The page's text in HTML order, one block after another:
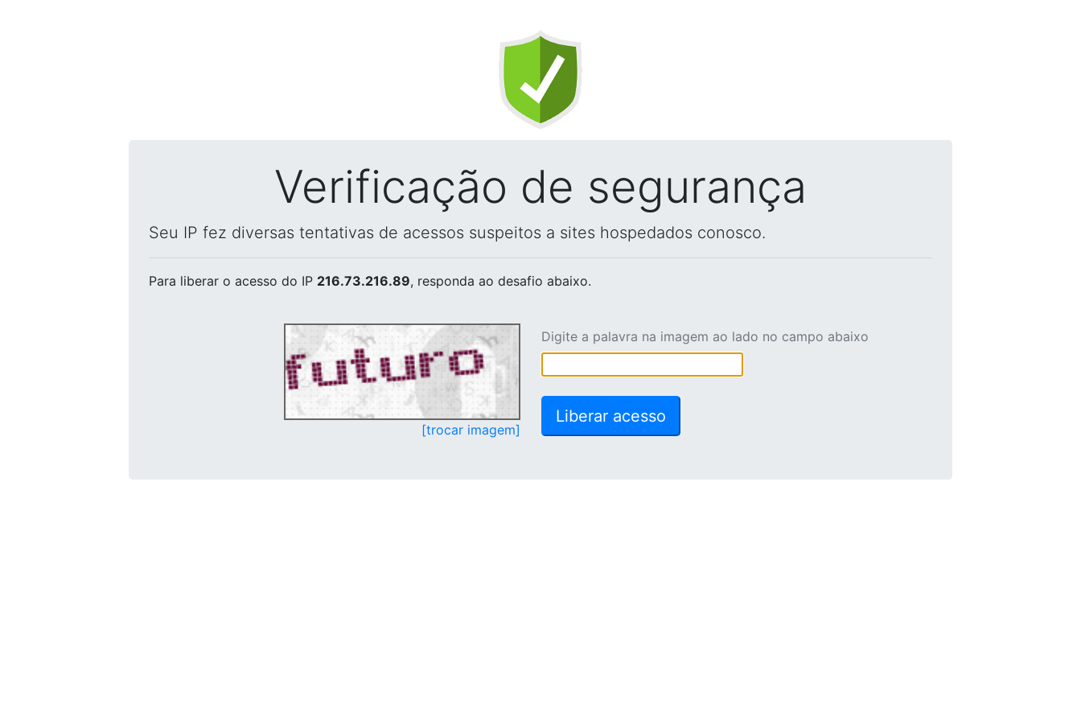
Verificação de segurança
Seu IP fez diversas tentativas de acessos suspeitos a sites hospedados conosco.
Para liberar o acesso do IP 216.73.216.89, responda ao desafio abaixo.
[trocar imagem]
Digite a palavra na imagem ao lado no campo abaixo